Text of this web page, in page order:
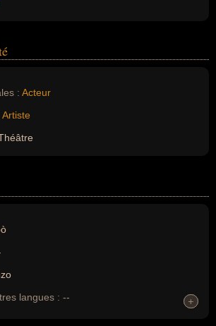
: Acteur
Artiste
langues : --
+
+